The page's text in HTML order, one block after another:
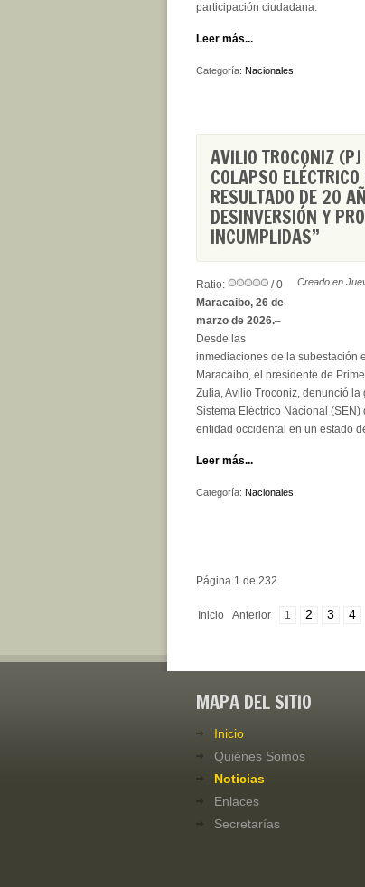
participación ciudadana.
Leer más...
Categoría: Nacionales
AVILIO TROCONIZ
COLAPSO
RESULTADO DE 20
DESINVERSIÓN Y
INCUMPLIDAS”
Creado en
Ratio:
/ 0
Maracaibo, 26 de
marzo de 2026.–
Desde las
inmediaciones de la subestación
Maracaibo, el presidente de
Zulia, Avilio Troconiz, denunció la
Sistema Eléctrico Nacional (SEN)
entidad occidental en un estado
Leer más...
Categoría: Nacionales
Página 1 de 232
Inicio Anterior 1 2 3 4
MAPA DEL SITIO
Inicio
Quiénes Somos
Noticias
Enlaces
Secretarías